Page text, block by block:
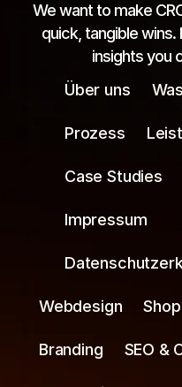
We want to make
quick, tangible wins.
insights you
Über uns
Prozess
Case Studies
Impressum
Webdesign
Branding SEO &